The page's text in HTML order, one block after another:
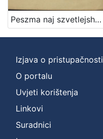
Peszma naj szvetlejshoj y naj prestimanejshoj groficzi Eleonori Patachich od Zajezde, y Zarand, kakti viteskoj narodnoga jezika lyubiteliczi na oczvetenye godovnoga dana vu glubokem ztrahopochitanyu alduvana / po Karolu Rakovecz pravicz vu drugem letu poszlushitelu
Izjava o pristupačnosti
O portalu
Uvjeti korištenja
Linkovi
Suradnici